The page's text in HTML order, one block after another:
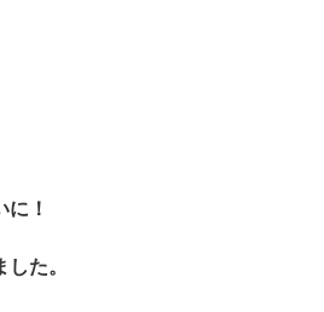
！
た。